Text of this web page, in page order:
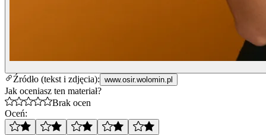
Źródło (tekst i zdjęcia): www.osir.wolomin.pl
Jak oceniasz ten materiał?
Brak ocen
Oceń: